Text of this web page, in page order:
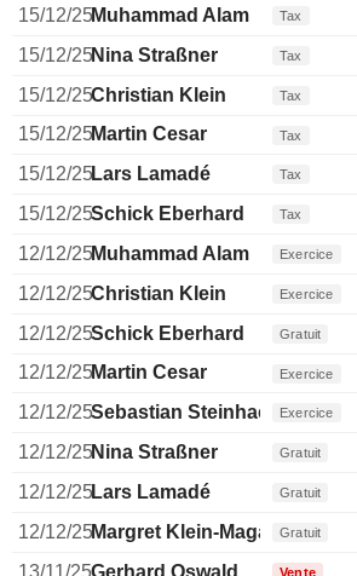
15/12/25Muhammad Alam Tax
15/12/25Nina Straßner Tax
15/12/25Christian Klein Tax
15/12/25Martin Cesar Tax
15/12/25Lars Lamadé Tax
15/12/25Schick Eberhard Tax
12/12/25Muhammad Alam Exercice
12/12/25Christian Klein Exercice
12/12/25Schick Eberhard Gratuit
12/12/25Martin Cesar Exercice
12/12/25Sebastian Steinhaeuser
Exercice
12/12/25Nina Straßner Gratuit
12/12/25Lars Lamadé Gratuit
12/12/25Margret Klein-Magar Gratuit
Vente